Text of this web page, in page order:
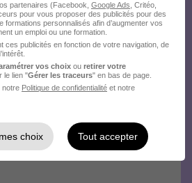
partenaires (Facebook, Google Ads , Critéo,
pour vous proposer des publicités pour des
formations personnalisés afin d’augmenter vos
un emploi ou une formation.
ces publicités en fonction de votre navigation, de
vos choix ou retirer votre
le lien "Gérer les traceurs" en bas de page.
notre Politique de confidentialité et notre
choix Tout accepter